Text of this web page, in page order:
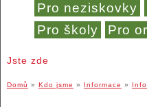
Pro neziskovky
Pro školy
Pro
Jste zde
Domů » Kdo jsme » Informace »